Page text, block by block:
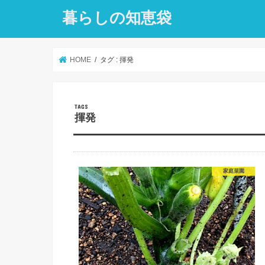
暮らしの知恵袋
HOME タグ : 揮発
揮発
家庭菜園